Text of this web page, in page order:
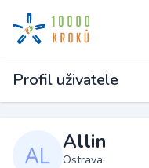
Profil uživatele
Allin
Ostrava